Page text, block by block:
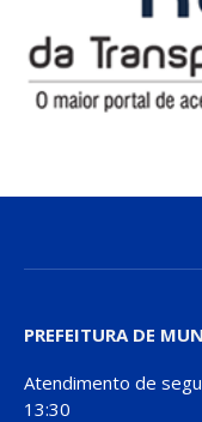
PREFEITURA DE
Atendimento de
13:30